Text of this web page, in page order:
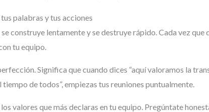
palabras y tus acciones
construye lentamente y se destruye rápido. Cada vez que
tu equipo.
Significa que cuando dices “aquí valoramos la
de todos”, empiezas tus reuniones puntualmente.
valores que más declaras en tu equipo. Pregúntate